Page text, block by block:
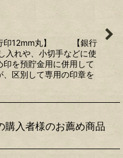
印12mm丸】 【銀行
入れや、小切手などに使
印を預貯金用に併用して
、区別して専用の印章を
購入者様のお薦め商品